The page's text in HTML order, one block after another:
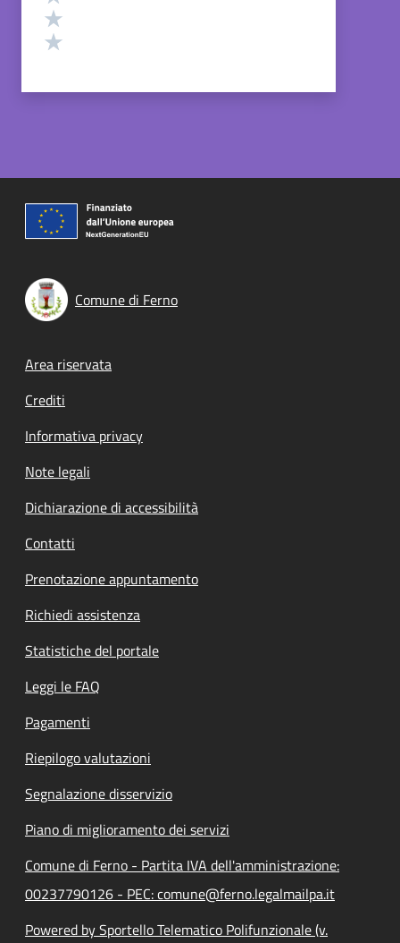
Comune di Ferno
Footer menu
Area riservata
Crediti
Informativa privacy
Note legali
Dichiarazione di accessibilità
Contatti
Prenotazione appuntamento
Richiedi assistenza
Statistiche del portale
Leggi le FAQ
Pagamenti
Riepilogo valutazioni
Segnalazione disservizio
Piano di miglioramento dei servizi
Comune di Ferno - Partita IVA dell'amministrazione:
00237790126 - PEC: comune@ferno.legalmailpa.it
Powered by Sportello Telematico Polifunzionale (v.